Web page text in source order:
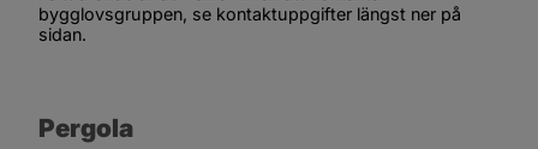
bygglovsgruppen, se kontaktuppgifter längst ner på
sidan.
Pergola